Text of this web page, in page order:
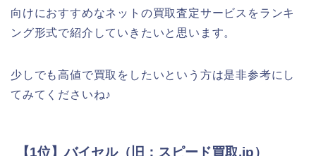
向けにおすすめなネットの買取査定サービスをランキ
ング形式で紹介していきたいと思います。
少しでも高値で買取をしたいという方は是非参考にし
てみてくださいね♪
【1位】バイセル（旧：スピード買取.jp）